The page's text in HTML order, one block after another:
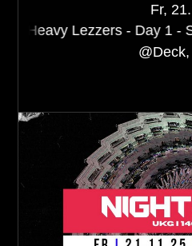
Fr,
- Day 1 - SOLD OUT!
@